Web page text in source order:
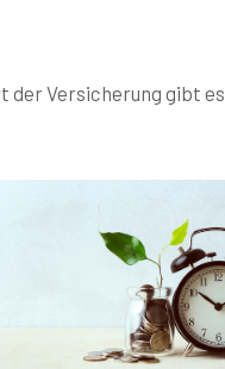
der Versicherung gibt es